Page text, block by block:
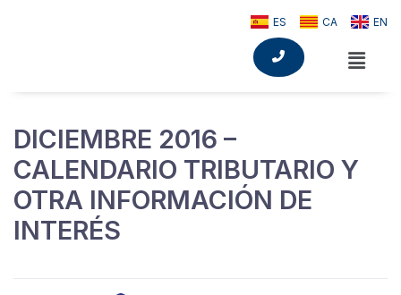
ES CA EN
DICIEMBRE 2016 –
CALENDARIO TRIBUTARIO Y
OTRA INFORMACIÓN DE
INTERÉS